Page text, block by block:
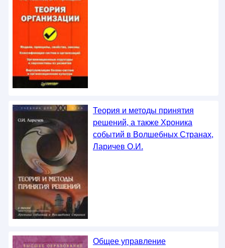
Теория и методы принятия
решений, а также Хроника
событий в Волшебных Странах,
Ларичев О.И.
Общее управление